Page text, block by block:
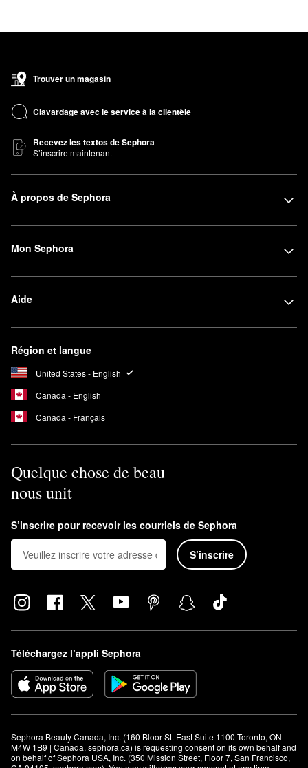
Trouver un magasin
Clavardage avec le service à la clientèle
Recevez les textos de Sephora
S’inscrire maintenant
À propos de Sephora
Mon Sephora
Aide
Région et langue
United States - English
Canada - English
Canada - Français
Quelque chose de beau
nous unit
S’inscrire pour recevoir les courriels de Sephora
S’inscrire
Téléchargez l’appli Sephora
Sephora Beauty Canada, Inc. (160 Bloor St. East Suite 1100 Toronto, ON
M4W 1B9 | Canada, sephora.ca) is requesting consent on its own behalf and
on behalf of Sephora USA, Inc. (350 Mission Street, Floor 7, San Francisco,